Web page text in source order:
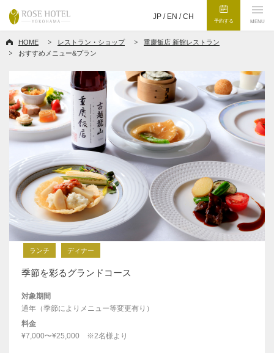
JP / EN /CH
予約する MENU
HOME レストラン・ショップ
重慶飯店 新館レストラン
おすすめメニュー&プラン
ランチ ディナー
季節を彩るグランドコース
対象期間
通年（季節によりメニュー等変更有り）
料金
¥7,000〜¥25,000 ※2名様より